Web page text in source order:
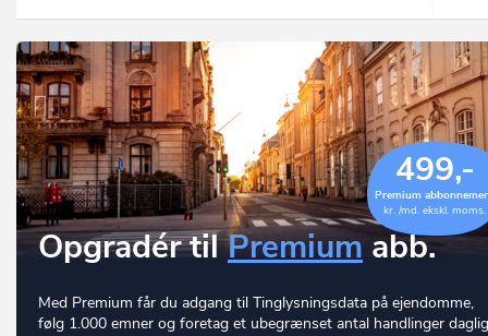
499,-
Premium
kr. /md. ekskl. moms.
Opgradér tilPremium abb.
Med Premium får du adgang til Tinglysningsdata på ejendomme,
følg 1.000 emner og foretag et ubegrænset antal handlinger